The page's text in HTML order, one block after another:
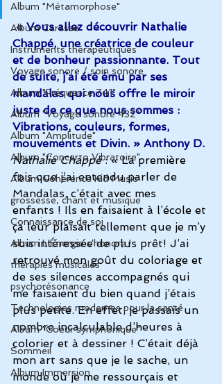
Album "Métamorphose"
Album Caresse
Instruments thérapeutiques
Voyage sonore / soin sonore
Album "Fréquence 741"
Album "Voyage sonore 432"
Album "Amplitude"
Album "Concerto Vibratoire"
Album Cohérence Kid Music
grossesse, chant et musique
Connaissance de soi
Album L'Énergie s'honore !
thérapies musicales
psychorésonance
Technologies modernes pour la santé
Album "Coeur symphonique"
Sommeil
Album Immersion
« Vous allez découvrir Nathalie
Chappé, une créatrice de couleur
et de bonheur passionnante. Tout
de suite, j’ai été ému par ses
mandalas qui nous offre le miroir
juste de ce que nous sommes :
Vibrations, couleurs, formes,
mouvements et Divin. » Anthony D.
Nathalie Chappé : « La première
fois que j’ai entendu parler de
Mandalas, c’était avec mes
enfants ! Ils en faisaient à l’école et
ça leur plaisait tellement que je m’y
suis intéressée de plus prêt! J’ai
retrouvé mon goût du coloriage et
de ses silences accompagnés qui
me faisaient du bien quand j’étais
plus petite. En effet, je passais un
nombre incalculable d’heures à
colorier et à dessiner ! C’était déjà
mon art sans que je le sache, un
monde où je me ressourçais et